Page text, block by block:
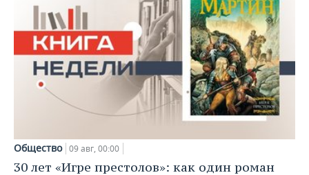
Общество 09 авг, 00:00
30 лет «Игре престолов»: как один роман